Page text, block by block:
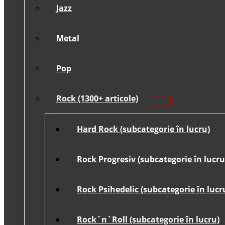
Jazz
Metal
Pop
Rock (1300+ articole)
Hard Rock (subcategorie în lucru)
Rock Progresiv (subcategorie în
Rock Psihedelic (subcategorie în
Rock`n`Roll (subcategorie în lucru)